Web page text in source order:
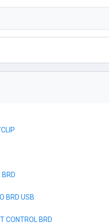
BRD
BRD USB
CONTROL BRD